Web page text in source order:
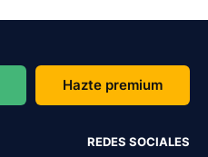
Hazte premium
REDES SOCIALES